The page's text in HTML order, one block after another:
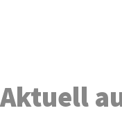
Aktuell